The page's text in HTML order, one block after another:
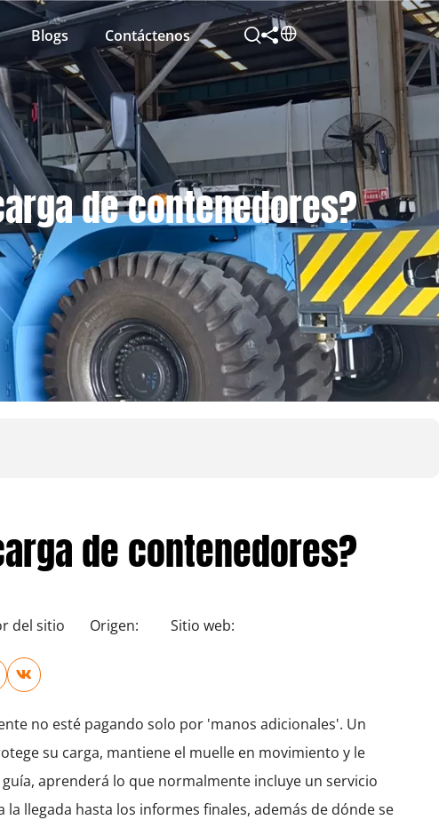
Blogs Contáctenos
de contenedores?
de contenedores?
del sitio Origen: Sitio web:
no esté pagando solo por 'manos adicionales'. Un
su carga, mantiene el muelle en movimiento y le
aprenderá lo que normalmente incluye un servicio
llegada hasta los informes finales, además de dónde se